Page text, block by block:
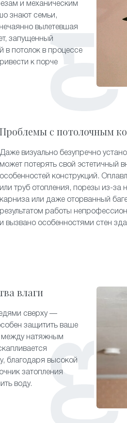
и механическим
знают семьи,
вылетевшая
запущенный
в потолок в процессе
к порче
Проблемы с потолочным
Даже визуально безупречно
может потерять свой эстетичный
особенностей конструкций.
или труб отопления, порезы из-за
карниза или даже оторванный
результатом работы
и вызвано особенностями стен
влаги
сверху —
защитить ваше
между натяжным
благодаря высокой
затопления
воду.